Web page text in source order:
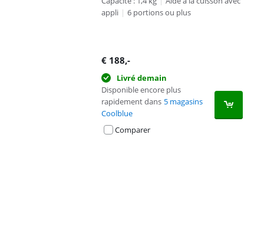
appli | 6 portions ou plus
€ 188,-
Livré demain
Disponible encore plus
rapidement dans 5 magasins
Coolblue
Comparer